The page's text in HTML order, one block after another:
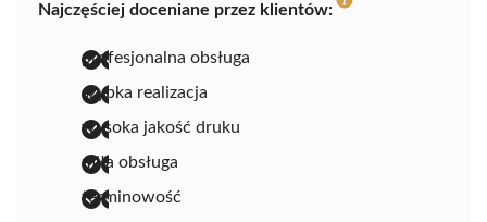
Najczęściej doceniane przez klientów:
profesjonalna obsługa
szybka realizacja
wysoka jakość druku
miła obsługa
terminowość